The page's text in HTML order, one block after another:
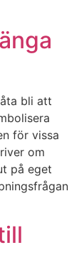
bli att
för vissa
om
på eget